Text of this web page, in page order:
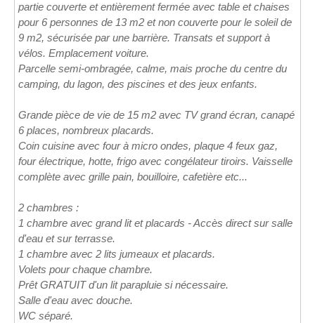
partie couverte et entièrement fermée avec table et chaises
pour 6 personnes de 13 m2 et non couverte pour le soleil de
9 m2, sécurisée par une barrière. Transats et support à
vélos. Emplacement voiture.
Parcelle semi-ombragée, calme, mais proche du centre du
camping, du lagon, des piscines et des jeux enfants.
Grande pièce de vie de 15 m2 avec TV grand écran, canapé
6 places, nombreux placards.
Coin cuisine avec four à micro ondes, plaque 4 feux gaz,
four électrique, hotte, frigo avec congélateur tiroirs. Vaisselle
complète avec grille pain, bouilloire, cafetière etc...
2 chambres :
1 chambre avec grand lit et placards - Accès direct sur salle
d'eau et sur terrasse.
1 chambre avec 2 lits jumeaux et placards.
Volets pour chaque chambre.
Prêt GRATUIT d'un lit parapluie si nécessaire.
Salle d'eau avec douche.
WC séparé.